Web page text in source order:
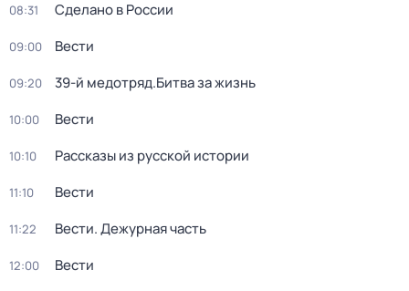
08:31 Сделано в России
09:00 Вести
09:20 39-й медотряд.Битва за жизнь
10:00 Вести
10:10 Рассказы из русской истории
11:10 Вести
11:22 Вести. Дежурная часть
12:00 Вести